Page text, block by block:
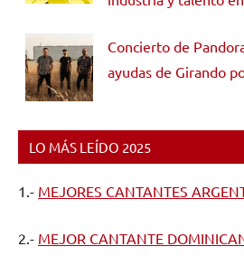
Concierto de
ayudas de Girando
LO MÁS LEÍDO 2025
1.- MEJORES CANTANTES
2.- MEJOR CANTANTE